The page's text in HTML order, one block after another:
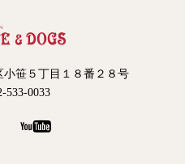
小笹５丁目１８番２８号
533-0033